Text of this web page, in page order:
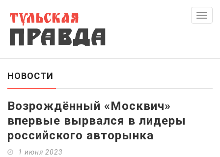
НОВОСТИ
Возрождённый «Москвич»
впервые вырвался в лидеры
российского авторынка
1 июня 2023